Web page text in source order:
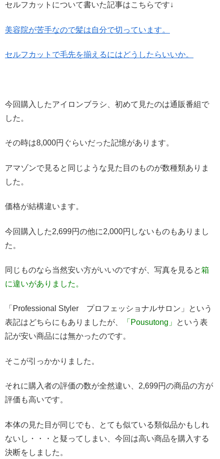
セルフカットについて書いた記事はこちらです↓
美容院が苦手なので髪は自分で切っています。
セルフカットで毛先を揃えるにはどうしたらいいか。
今回購入したアイロンブラシ、初めて見たのは通販番組で
した。
その時は8,000円ぐらいだった記憶があります。
アマゾンで見ると同じような見た目のものが数種類ありま
した。
価格が結構違います。
今回購入した2,699円の他に2,000円しないものもありまし
た。
同じものなら当然安い方がいいのですが、写真を見ると箱
に違いがありました。
「Professional Styler プロフェッショナルサロン」という
表記はどちらにもありましたが、
「Pousutong」
という表
記が安い商品には無かったのです。
そこが引っかかりました。
それに購入者の評価の数が全然違い、2,699円の商品の方が
評価も高いです。
本体の見た目が同じでも、とても似ている類似品かもしれ
ないし・・・と疑ってしまい、今回は高い商品を購入する
決断をしました。